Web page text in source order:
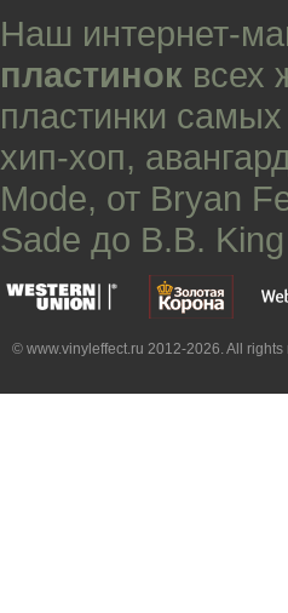
Наш интернет-
пластинок всех
пластинки
хип-хоп,
Mode, от Bryan
Sade до B.B. King
© www.vinyleffect.ru 2012-2026. All rights